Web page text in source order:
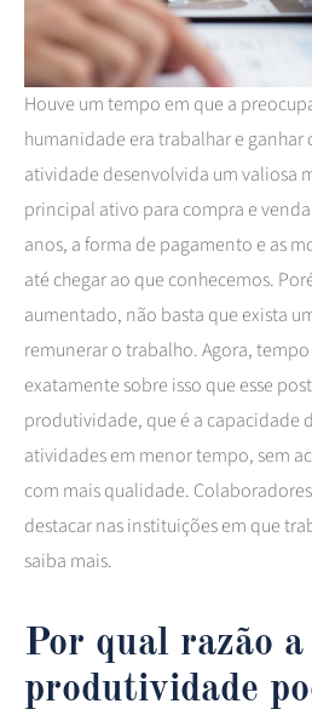
Houve um tempo em que a
humanidade era trabalhar e
atividade desenvolvida um valiosa
principal ativo para compra e
anos, a forma de pagamento e as
até chegar ao que conhecemos.
aumentado, não basta que exista
remunerar o trabalho. Agora,
exatamente sobre isso que esse
produtividade, que é a capacidade
atividades em menor tempo, sem
com mais qualidade.
destacar nas instituições em que
saiba mais.
Por qual razão a
produtividade